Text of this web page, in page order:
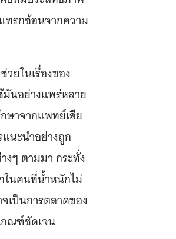
ทรกซ้อนจากความ
ยในเรื่องของ
นอย่างแพร่หลาย
ษาจากแพทย์เสีย
นะนำอย่างถูก
ๆ ตามมา กระทั่ง
ในคนที่น้ำหนักไม่
ป็นการตลาดของ
ณฑ์ชัดเจน